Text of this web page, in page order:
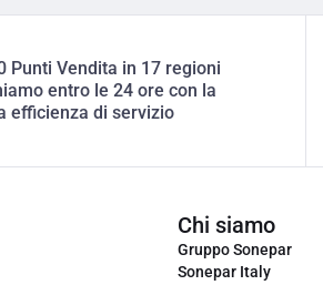
Punti Vendita in 17 regioni
entro le 24 ore con la
efficienza di servizio
Chi siamo
Gruppo Sonepar
Sonepar Italy